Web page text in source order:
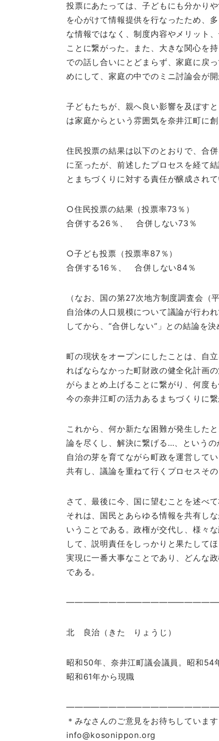
投票にあたっては、子どもにも分かり
を心がけて情報提供を行なったため、
な情報ではなく、制度内容やメリット
ことに繋がった。また、大きな関心を
での話し合いにとどまらず、家庭に戻
めにして、家庭の中でのミニ討論会が
子どもたちが、親へ良い影響を及ぼす
は家庭からという雰囲気を奈井江町に
住民投票の結果は以下のとおりで、合
に至ったが、前述したプロセスを経て
とまちづくりに対する責任が醸成されて
○住民投票の結果（投票率73％）
合併する26％、 合併しない73％
○子ども投票（投票率87％）
合併する16％、 合併しない84％
（なお、国の第27次地方制度調査会（
自治体の人口規模について議論が行わ
してから、“合併しない”」との結論を決
町の現状をオープンにしたことは、自
ればならなかった町財政の健全化計画
がらまとめ上げることに繋がり、何度
今の奈井江町の活力あるまちづくりに繋
これから、何か新たな困難が発生した
論を尽くし、解決に繋げる…、というの
自治の芽を育てながら町政を運営して
共有し、議論を重ねて行くプロセスその
さて、最後に今、国に望むことを述べ
それは、国民とあらゆる情報を共有し
いうことである。政権が交代し、様々
して、説明責任をしっかりと果たして
実現に一番大事なことであり、どんな
である。
北 良治（きた りょうじ）
昭和50年、奈井江町議会議員。昭和54
昭和61年から現職
＊みなさんのご意見をお待ちしていま
info@kosonippon.org